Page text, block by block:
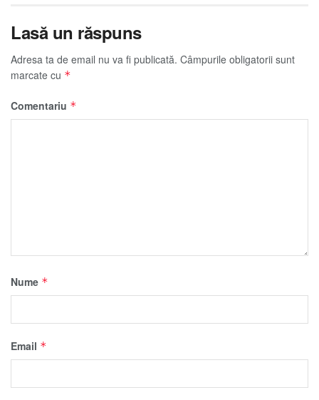
Lasă un răspuns
Adresa ta de email nu va fi publicată. Câmpurile obligatorii sunt
marcate cu *
Comentariu *
Nume *
Email *